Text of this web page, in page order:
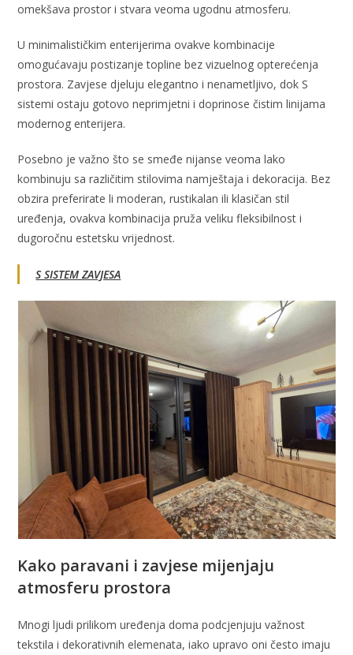
omekšava prostor i stvara veoma ugodnu atmosferu.
U minimalističkim enterijerima ovakve kombinacije
omogućavaju postizanje topline bez vizuelnog opterećenja
prostora. Zavjese djeluju elegantno i nenametljivo, dok S
sistemi ostaju gotovo neprimjetni i doprinose čistim linijama
modernog enterijera.
Posebno je važno što se smeđe nijanse veoma lako
kombinuju sa različitim stilovima namještaja i dekoracija. Bez
obzira preferirate li moderan, rustikalan ili klasičan stil
uređenja, ovakva kombinacija pruža veliku fleksibilnost i
dugoročnu estetsku vrijednost.
S SISTEM ZAVJESA
Kako paravani i zavjese mijenjaju
atmosferu prostora
Mnogi ljudi prilikom uređenja doma podcjenjuju važnost
tekstila i dekorativnih elemenata, iako upravo oni često imaju